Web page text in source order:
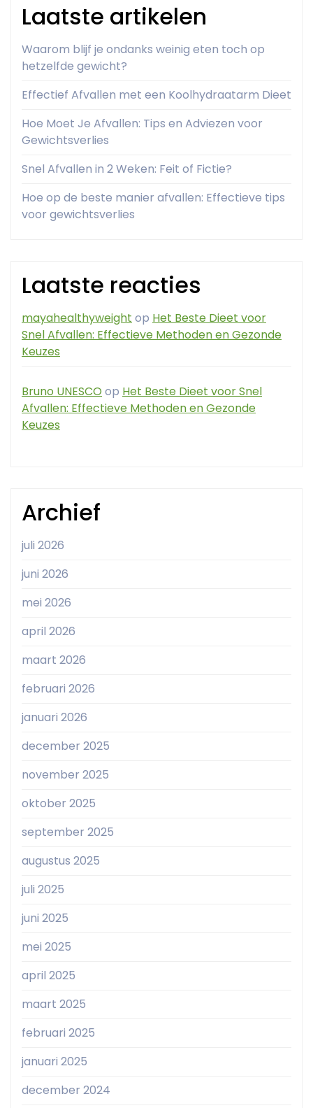
Laatste artikelen
Waarom blijf je ondanks weinig eten toch op
hetzelfde gewicht?
Effectief Afvallen met een Koolhydraatarm Dieet
Hoe Moet Je Afvallen: Tips en Adviezen voor
Gewichtsverlies
Snel Afvallen in 2 Weken: Feit of Fictie?
Hoe op de beste manier afvallen: Effectieve tips
voor gewichtsverlies
Laatste reacties
mayahealthyweight op Het Beste Dieet voor
Snel Afvallen: Effectieve Methoden en Gezonde
Keuzes
Bruno UNESCO op Het Beste Dieet voor Snel
Afvallen: Effectieve Methoden en Gezonde
Keuzes
Archief
juli 2026
juni 2026
mei 2026
april 2026
maart 2026
februari 2026
januari 2026
december 2025
november 2025
oktober 2025
september 2025
augustus 2025
juli 2025
juni 2025
mei 2025
april 2025
maart 2025
februari 2025
januari 2025
december 2024